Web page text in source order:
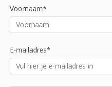
Voornaam*
E-mailadres*